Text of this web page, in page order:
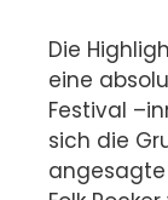
Die
eine
Festival
sich die
angesagte